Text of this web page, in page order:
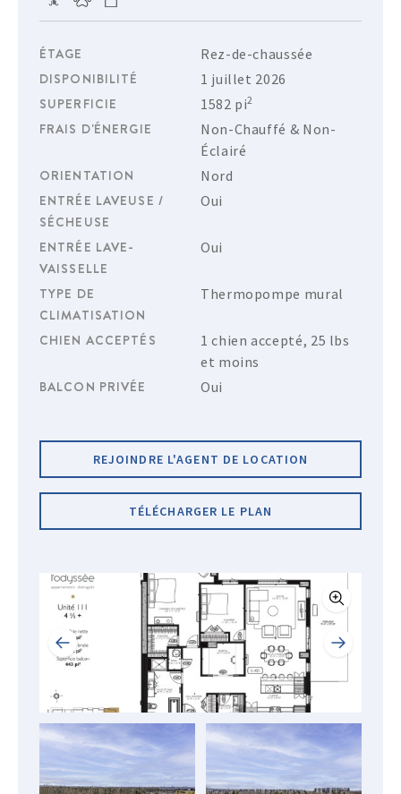
ÉTAGE
Rez-de-chaussée
DISPONIBILITÉ
1 juillet 2026
SUPERFICIE
1582 pi2
FRAIS D'ÉNERGIE
Non-Chauffé & Non-
Éclairé
ORIENTATION
Nord
ENTRÉE LAVEUSE /
SÉCHEUSE
Oui
ENTRÉE LAVE-
VAISSELLE
Oui
TYPE DE
CLIMATISATION
Thermopompe mural
CHIEN ACCEPTÉS
1 chien accepté, 25 lbs
et moins
BALCON PRIVÉE
Oui
REJOINDRE L'AGENT DE LOCATION
TÉLÉCHARGER LE PLAN